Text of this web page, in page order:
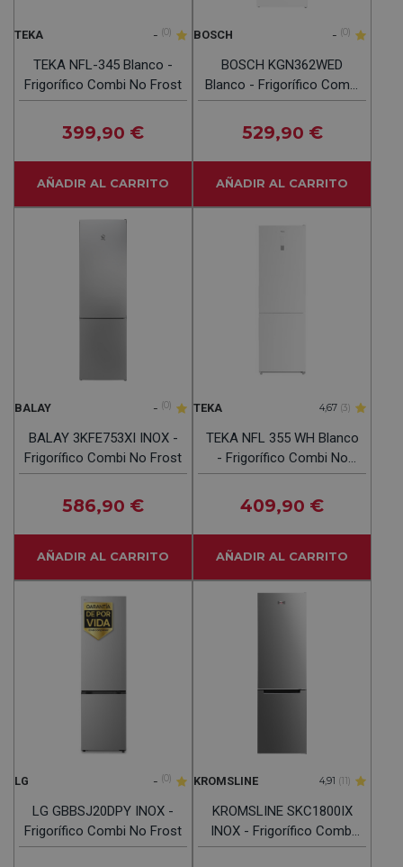
TEKA - (0)
TEKA NFL-345 Blanco -
Frigorífico Combi No Frost
399,90 €
AÑADIR AL CARRITO
BOSCH - (0)
BOSCH KGN362WED
Blanco - Frigorífico Combi
No Frost
529,90 €
AÑADIR AL CARRITO
BALAY - (0)
BALAY 3KFE753XI INOX -
Frigorífico Combi No Frost
586,90 €
AÑADIR AL CARRITO
TEKA 4,67 (3)
TEKA NFL 355 WH Blanco
- Frigorífico Combi No
Frost
409,90 €
AÑADIR AL CARRITO
LG - (0)
LG GBBSJ20DPY INOX -
Frigorífico Combi No Frost
KROMSLINE 4,91 (11)
KROMSLINE SKC1800IX
INOX - Frigorífico Combi
Cíclico